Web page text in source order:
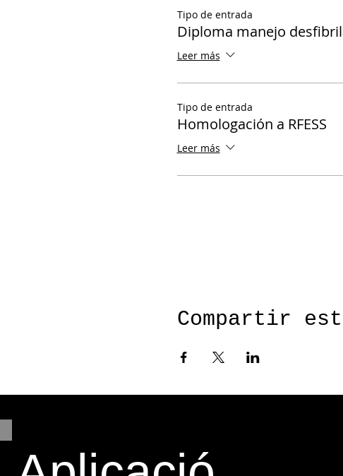
Tipo de entrada
Diploma manejo
Leer más
Tipo de entrada
Homologación a RFESS
Leer más
Compartir